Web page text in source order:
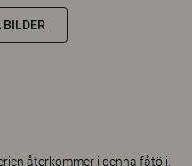
återkommer i denna fåtölj.